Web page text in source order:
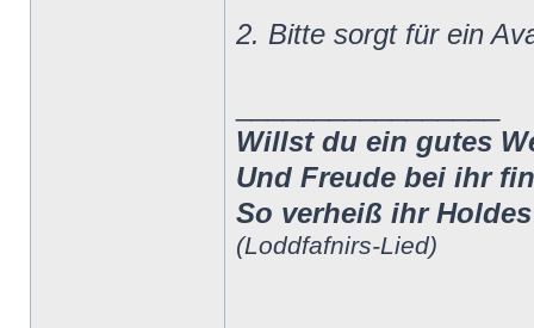
2. Bitte sorgt für ein
Willst du ein gutes
Und Freude bei ihr
So verheiß ihr
(Loddfafnirs-Lied)